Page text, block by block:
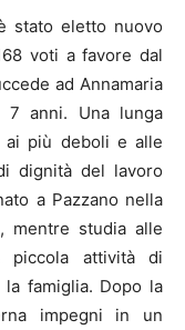
stato eletto nuovo
voti a favore dal
ad Annamaria
anni. Una lunga
ai più deboli e alle
dignità del lavoro
a Pazzano nella
mentre studia alle
piccola attività di
famiglia. Dopo la
impegni in un